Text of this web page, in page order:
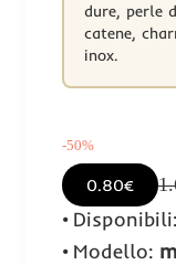
dure, perle
catene,
inox.
-50%
0.80€
Disponibili:
Modello: